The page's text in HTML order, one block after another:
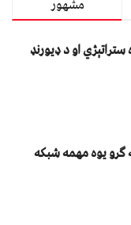
او د ډیورنډ
ګرو يوه مهمه شبکه